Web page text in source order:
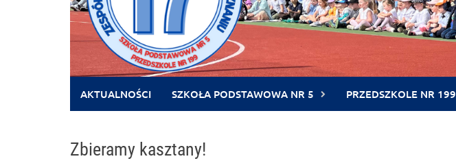
AKTUALNOŚCI SZKOŁA PODSTAWOWA NR 5 PRZEDSZKOLE NR 199
Zbieramy kasztany!